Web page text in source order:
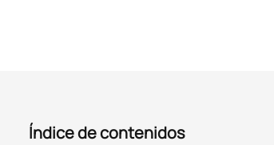
Índice de contenidos